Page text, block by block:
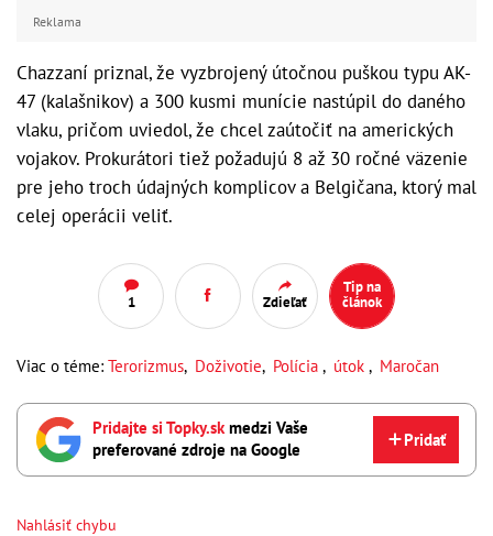
Reklama
Chazzaní priznal, že vyzbrojený útočnou puškou typu AK-
47 (kalašnikov) a 300 kusmi munície nastúpil do daného
vlaku, pričom uviedol, že chcel zaútočiť na amerických
vojakov. Prokurátori tiež požadujú 8 až 30 ročné väzenie
pre jeho troch údajných komplicov a Belgičana, ktorý mal
celej operácii veliť.
1 Zdieľať
Tip na
článok
Viac o téme: Terorizmus, Doživotie, Polícia , útok , Maročan
Pridajte si Topky.skmedzi Vaše
preferované zdroje na Google
Pridať
Nahlásiť chybu